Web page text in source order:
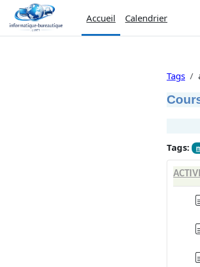
Passer au contenu principal
Accueil
Calendrier
Tags
Tags: